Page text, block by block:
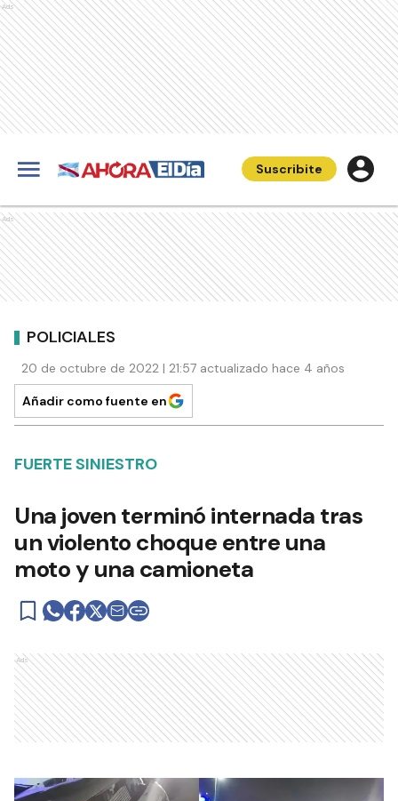
Ads
Suscribite
Ads
POLICIALES
20 de octubre de 2022 | 21:57 actualizado hace 4 años
Añadir como fuente en
FUERTE SINIESTRO
Una joven terminó internada tras
un violento choque entre una
moto y una camioneta
Ads